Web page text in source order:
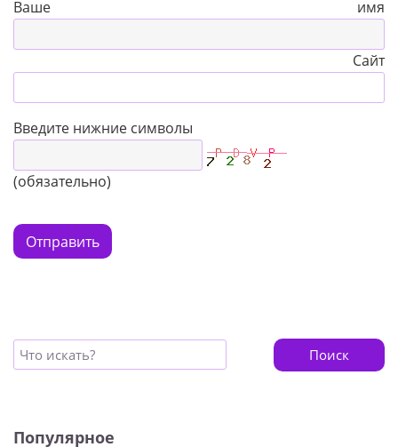
Поиск
Популярное
Ваше имя
Сайт
Введите нижние символы
(обязательно)
Отправить